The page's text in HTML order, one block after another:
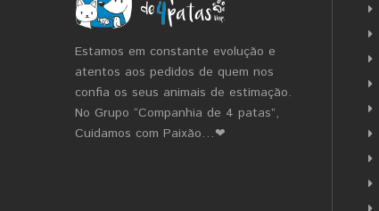
Estamos em constante evolução e
atentos aos pedidos de quem nos
confia os seus animais de estimação.
No Grupo “Companhia de 4 patas”,
Cuidamos com Paixão…❤